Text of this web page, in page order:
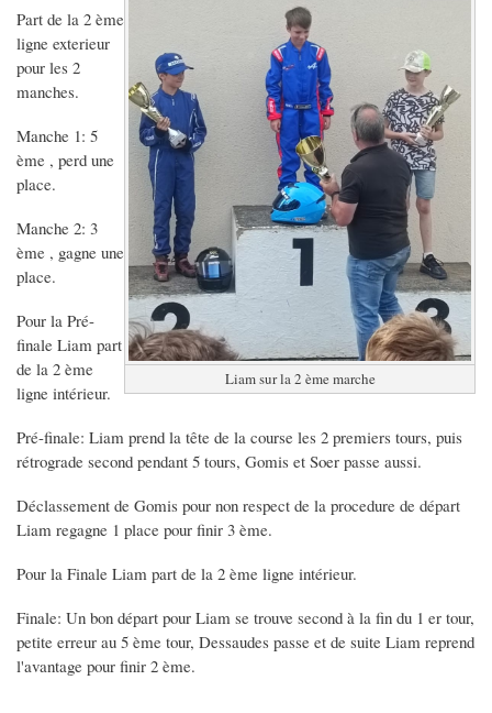
Liam sur la 2 ème marche
Part de la 2 ème
ligne exterieur
pour les 2
manches.
Manche 1: 5
ème , perd une
place.
Manche 2: 3
ème , gagne une
place.
Pour la Pré-
finale Liam part
de la 2 ème
ligne intérieur.
Pré-finale: Liam prend la tête de la course les 2 premiers tours, puis
rétrograde second pendant 5 tours, Gomis et Soer passe aussi.
Déclassement de Gomis pour non respect de la procedure de départ
Liam regagne 1 place pour finir 3 ème.
Pour la Finale Liam part de la 2 ème ligne intérieur.
Finale: Un bon départ pour Liam se trouve second à la fin du 1 er tour,
petite erreur au 5 ème tour, Dessaudes passe et de suite Liam reprend
l'avantage pour finir 2 ème.